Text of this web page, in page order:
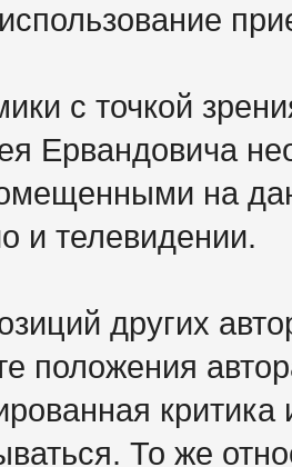
с точкой
Ервандовича
на
и телевидении.
других
положения
То же